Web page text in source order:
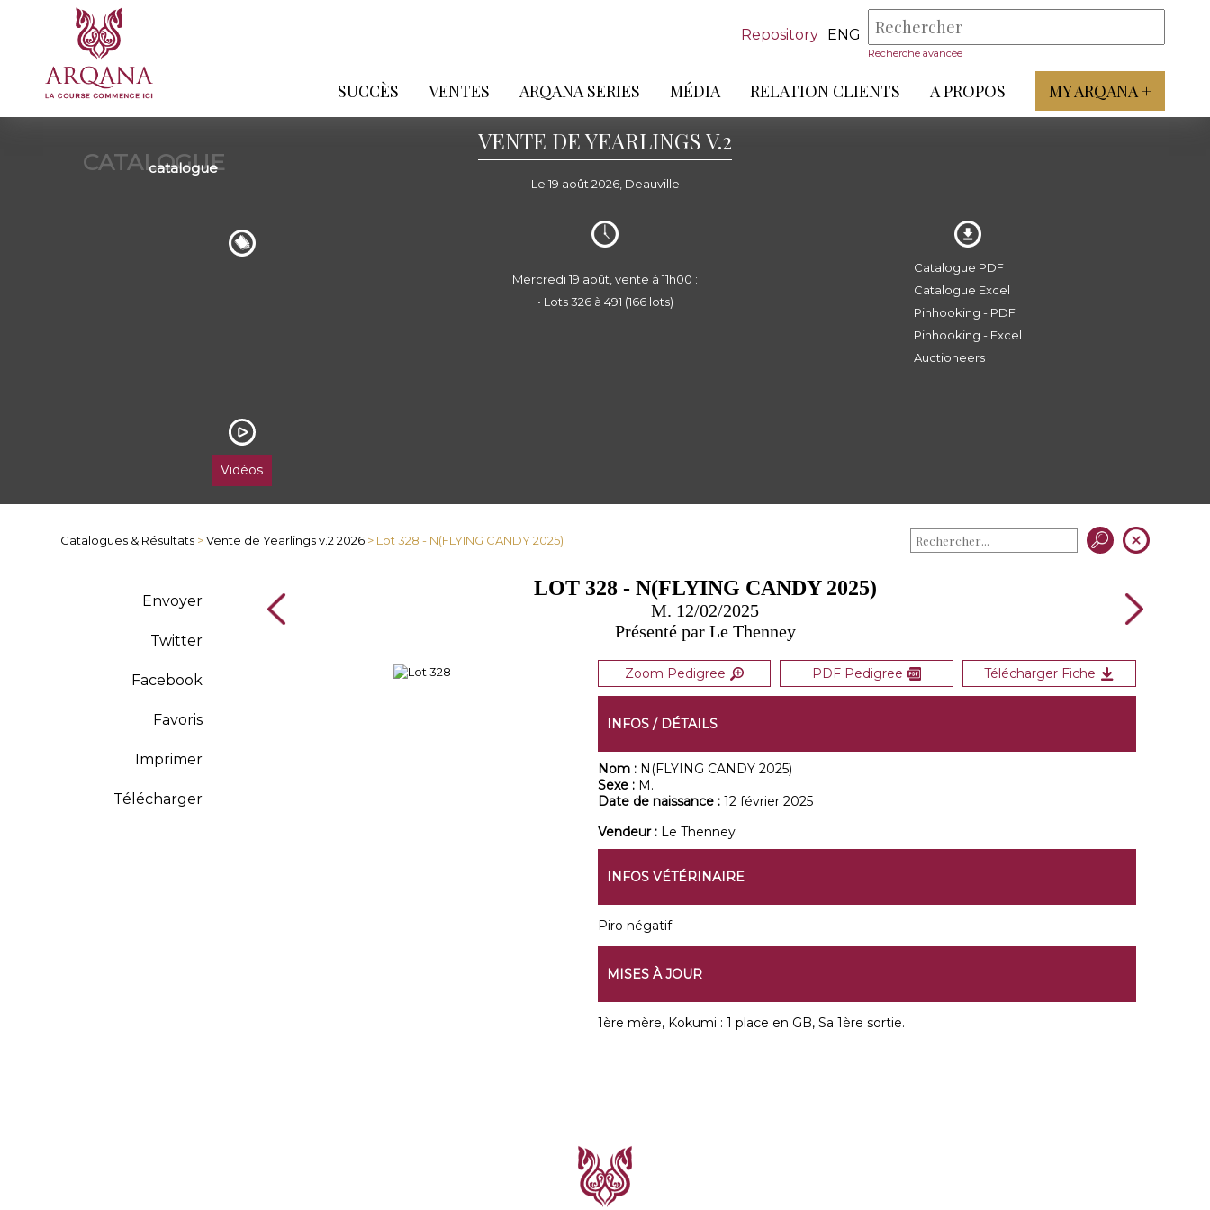
Repository ENG
Recherche avancée
SUCCÈS VENTES ARQANA SERIES MÉDIA RELATION CLIENTS A PROPOS MY ARQANA +
CATALOGUE
catalogue
VENTE DE YEARLINGS V.2
Le 19 août 2026, Deauville
Vidéos
Mercredi 19 août, vente à 11h00 :
• Lots 326 à 491 (166 lots)
Catalogue PDF
Catalogue Excel
Pinhooking - PDF
Pinhooking - Excel
Auctioneers
Catalogues & Résultats >Vente de Yearlings v.2 2026 > Lot 328 - N(FLYING CANDY 2025)
Envoyer
Twitter
Facebook
Favoris
Imprimer
Télécharger
LOT 328 - N(FLYING CANDY 2025)
M. 12/02/2025
Présenté par Le Thenney
Zoom Pedigree PDF Pedigree Télécharger Fiche
INFOS / DÉTAILS
Nom : N(FLYING CANDY 2025)
Sexe : M.
Date de naissance : 12 février 2025
Vendeur : Le Thenney
INFOS VÉTÉRINAIRE
Piro négatif
MISES À JOUR
1ère mère, Kokumi : 1 place en GB, Sa 1ère sortie.